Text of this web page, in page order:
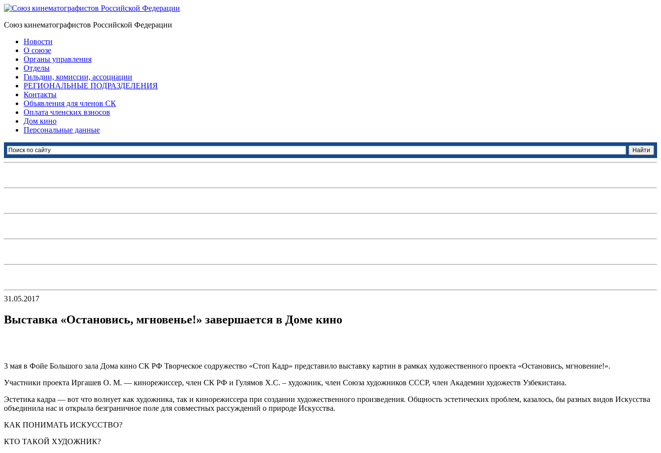
Союз кинематографистов Российской Федерации
Новости
О союзе
Органы управления
Отделы
Гильдии, комиссии, ассоциации
РЕГИОНАЛЬНЫЕ ПОДРАЗДЕЛЕНИЯ
Контакты
Объявления для членов СК
Оплата членских взносов
Дом кино
Персональные данные
31.05.2017
Выставка «Остановись, мгновенье!» завершается в Доме кино
3 мая в Фойе Большого зала Дома кино СК РФ Творческое содружество «Стоп Кадр» представило выставку картин в рамках художественного проекта «Остановись, мгновение!».
Участники проекта Иргашев О. М. — кинорежиссер, член СК РФ и Гулямов Х.С. – художник, член Союза художников СССР, член Академии художеств Узбекистана.
Эстетика кадра — вот что волнует как художника, так и кинорежиссера при создании художественного произведения. Общность эстетических проблем, казалось, бы разных видов Искусства
объединила нас и открыла безграничное поле для совместных рассуждений о природе Искусства.
КАК ПОНИМАТЬ ИСКУССТВО?
КТО ТАКОЙ ХУДОЖНИК?